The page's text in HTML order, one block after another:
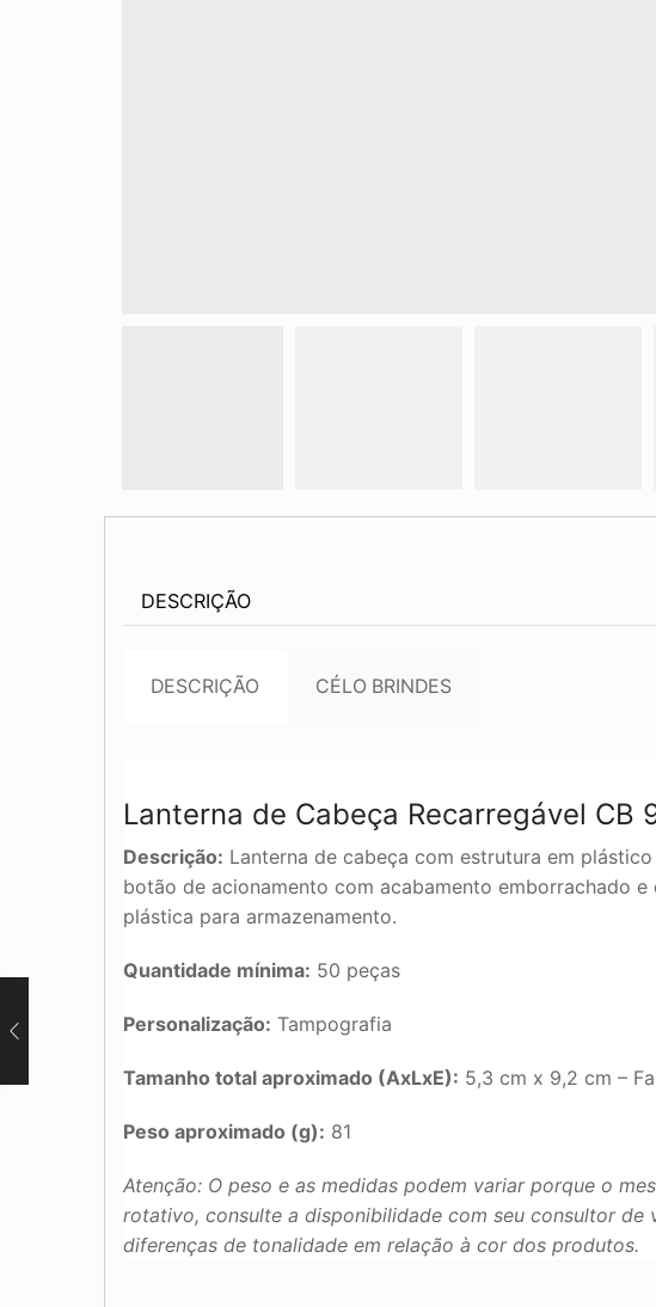
DESCRIÇÃO
DESCRIÇÃO CÉLO BRINDES
Lanterna de Cabeça Recarregável CB
Descrição: Lanterna de cabeça com estrutura em
botão de acionamento com acabamento emborrachado
plástica para armazenamento.
Quantidade mínima: 50 peças
Personalização: Tampografia
Tamanho total aproximado (AxLxE): 5,3 cm x 9,2 cm –
Peso aproximado (g): 81
Atenção: O peso e as medidas podem variar porque o
rotativo, consulte a disponibilidade com seu consultor
diferenças de tonalidade em relação à cor dos produtos.